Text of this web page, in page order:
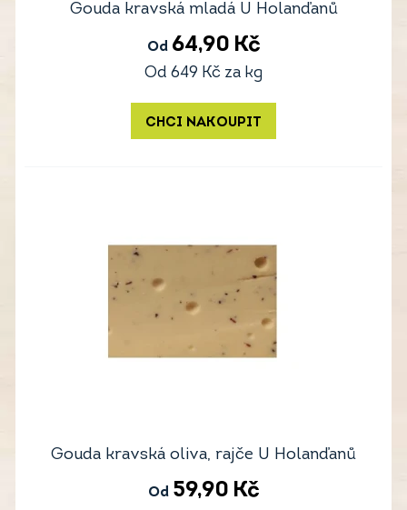
Gouda kravská mladá U Holanďanů
Od 64,90 Kč
Od 649 Kč za kg
CHCI NAKOUPIT
Gouda kravská oliva, rajče U Holanďanů
Od 59,90 Kč